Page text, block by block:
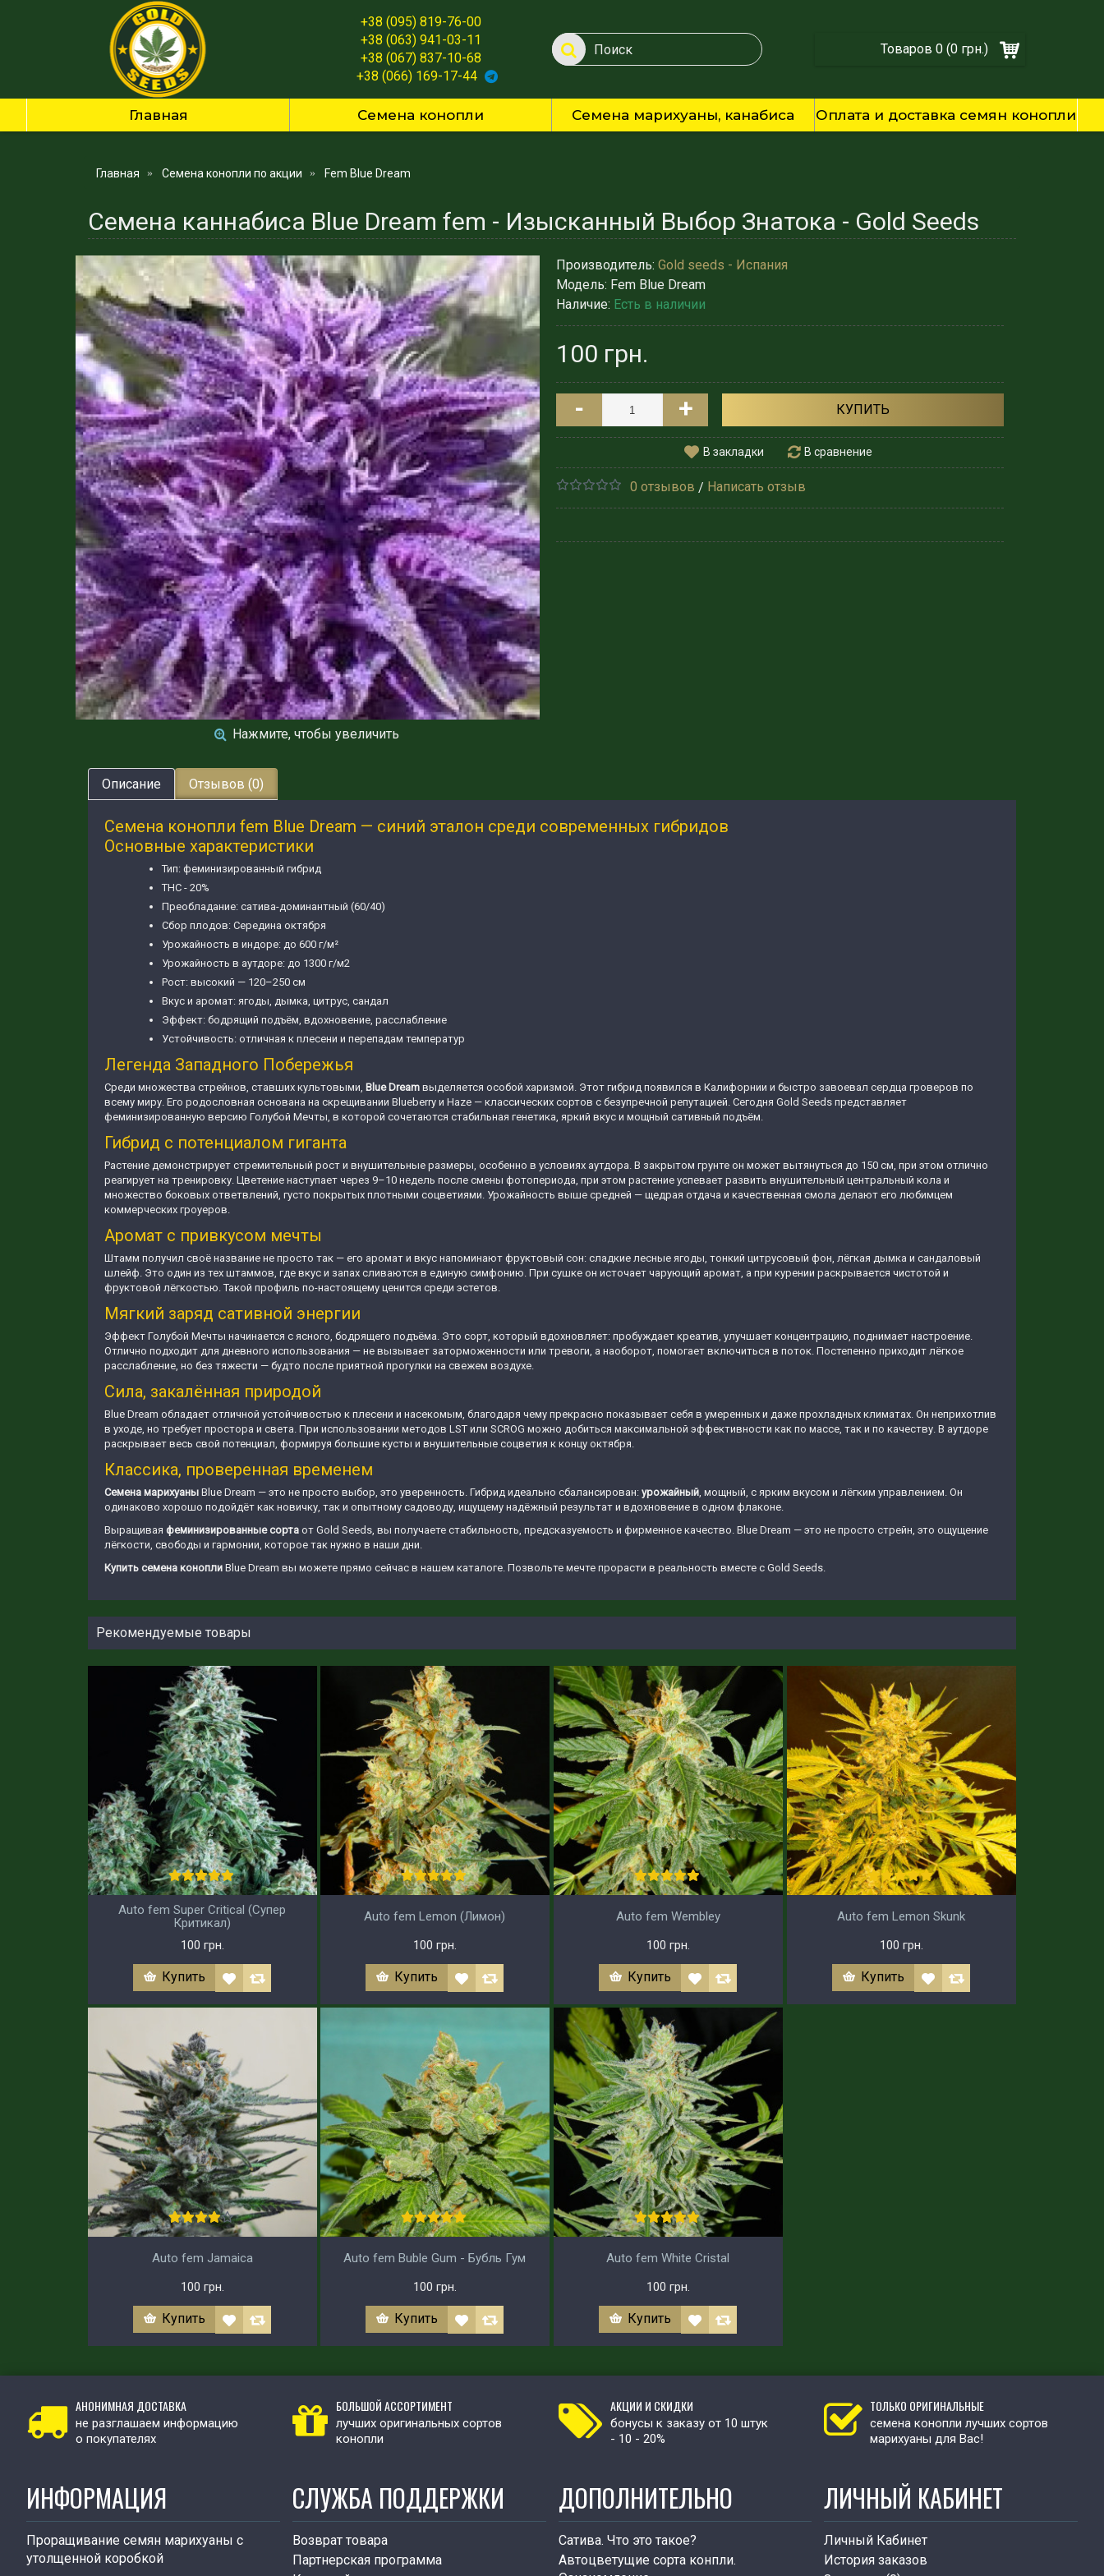
+38 (095) 819-76-00
+38 (063) 941-03-11
+38 (067) 837-10-68
+38 (066) 169-17-44
Товаров 0 (0 грн.)
Главная Семена конопли Семена марихуаны, канабиса Оплата и доставка семян конопли
Главная Семена конопли по акции Fem Blue Dream
Семена каннабиса Blue Dream fem - Изысканный Выбор Знатока - Gold Seeds
Нажмите, чтобы увеличить
Производитель: Gold seeds - Испания
Модель: Fem Blue Dream
Наличие: Есть в наличии
100 грн.
-
+ КУПИТЬ
В закладки В сравнение
0 отзывов / Написать отзыв
Описание Отзывов (0)
Семена конопли fem Blue Dream — синий эталон среди современных гибридов
Основные характеристики
Тип: феминизированный гибрид
THC - 20%
Преобладание: сатива-доминантный (60/40)
Сбор плодов: Середина октября
Урожайность в индоре: до 600 г/м²
Урожайность в аутдоре: до 1300 г/м2
Рост: высокий — 120–250 см
Вкус и аромат: ягоды, дымка, цитрус, сандал
Эффект: бодрящий подъём, вдохновение, расслабление
Устойчивость: отличная к плесени и перепадам температур
Легенда Западного Побережья
Среди множества стрейнов, ставших культовыми, Blue Dream выделяется особой харизмой. Этот гибрид появился в Калифорнии и быстро завоевал сердца гроверов по
всему миру. Его родословная основана на скрещивании Blueberry и Haze — классических сортов с безупречной репутацией. Сегодня Gold Seeds представляет
феминизированную версию Голубой Мечты, в которой сочетаются стабильная генетика, яркий вкус и мощный сативный подъём.
Гибрид с потенциалом гиганта
Растение демонстрирует стремительный рост и внушительные размеры, особенно в условиях аутдора. В закрытом грунте он может вытянуться до 150 см, при этом отлично
реагирует на тренировку. Цветение наступает через 9–10 недель после смены фотопериода, при этом растение успевает развить внушительный центральный кола и
множество боковых ответвлений, густо покрытых плотными соцветиями. Урожайность выше средней — щедрая отдача и качественная смола делают его любимцем
коммерческих гроуеров.
Аромат с привкусом мечты
Штамм получил своё название не просто так — его аромат и вкус напоминают фруктовый сон: сладкие лесные ягоды, тонкий цитрусовый фон, лёгкая дымка и сандаловый
шлейф. Это один из тех штаммов, где вкус и запах сливаются в единую симфонию. При сушке он источает чарующий аромат, а при курении раскрывается чистотой и
фруктовой лёгкостью. Такой профиль по-настоящему ценится среди эстетов.
Мягкий заряд сативной энергии
Эффект Голубой Мечты начинается с ясного, бодрящего подъёма. Это сорт, который вдохновляет: пробуждает креатив, улучшает концентрацию, поднимает настроение.
Отлично подходит для дневного использования — не вызывает заторможенности или тревоги, а наоборот, помогает включиться в поток. Постепенно приходит лёгкое
расслабление, но без тяжести — будто после приятной прогулки на свежем воздухе.
Сила, закалённая природой
Blue Dream обладает отличной устойчивостью к плесени и насекомым, благодаря чему прекрасно показывает себя в умеренных и даже прохладных климатах. Он неприхотлив
в уходе, но требует простора и света. При использовании методов LST или SCROG можно добиться максимальной эффективности как по массе, так и по качеству. В аутдоре
раскрывает весь свой потенциал, формируя большие кусты и внушительные соцветия к концу октября.
Классика, проверенная временем
Семена марихуаны Blue Dream — это не просто выбор, это уверенность. Гибрид идеально сбалансирован: урожайный, мощный, с ярким вкусом и лёгким управлением. Он
одинаково хорошо подойдёт как новичку, так и опытному садоводу, ищущему надёжный результат и вдохновение в одном флаконе.
Выращивая феминизированные сорта от Gold Seeds, вы получаете стабильность, предсказуемость и фирменное качество. Blue Dream — это не просто стрейн, это ощущение
лёгкости, свободы и гармонии, которое так нужно в наши дни.
Купить семена конопли Blue Dream вы можете прямо сейчас в нашем каталоге. Позвольте мечте прорасти в реальность вместе с Gold Seeds.
Рекомендуемые товары
Auto fem Super Critical (Супер
Критикал)
100 грн.
Купить
Auto fem Lemon (Лимон)
100 грн.
Купить
Auto fem Wembley
100 грн.
Купить
Auto fem Lemon Skunk
100 грн.
Купить
Auto fem Jamaica
100 грн.
Купить
Auto fem Buble Gum - Бубль Гум
100 грн.
Купить
Auto fem White Cristal
100 грн.
Купить
АНОНИМНАЯ ДОСТАВКА
не разглашаем информацию
о покупателях
БОЛЬШОЙ АССОРТИМЕНТ
лучших оригинальных сортов
конопли
АКЦИИ И СКИДКИ
бонусы к заказу от 10 штук
- 10 - 20%
ТОЛЬКО ОРИГИНАЛЬНЫЕ
семена конопли лучших сортов
марихуаны для Вас!
ИНФОРМАЦИЯ
Проращивание семян марихуаны с
утолщенной коробкой
СЛУЖБА ПОДДЕРЖКИ
Возврат товара
Партнерская программа
ДОПОЛНИТЕЛЬНО
Сатива. Что это такое?
Автоцветущие сорта конпли.
ЛИЧНЫЙ КАБИНЕТ
Личный Кабинет
История заказов